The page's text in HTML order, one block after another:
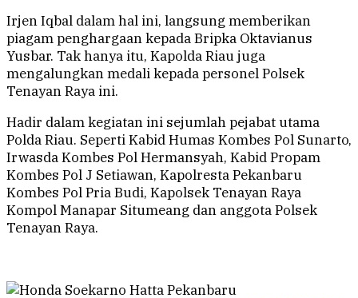
Irjen Iqbal dalam hal ini, langsung memberikan
piagam penghargaan kepada Bripka Oktavianus
Yusbar. Tak hanya itu, Kapolda Riau juga
mengalungkan medali kepada personel Polsek
Tenayan Raya ini.
Hadir dalam kegiatan ini sejumlah pejabat utama
Polda Riau. Seperti Kabid Humas Kombes Pol Sunarto,
Irwasda Kombes Pol Hermansyah, Kabid Propam
Kombes Pol J Setiawan, Kapolresta Pekanbaru
Kombes Pol Pria Budi, Kapolsek Tenayan Raya
Kompol Manapar Situmeang dan anggota Polsek
Tenayan Raya.